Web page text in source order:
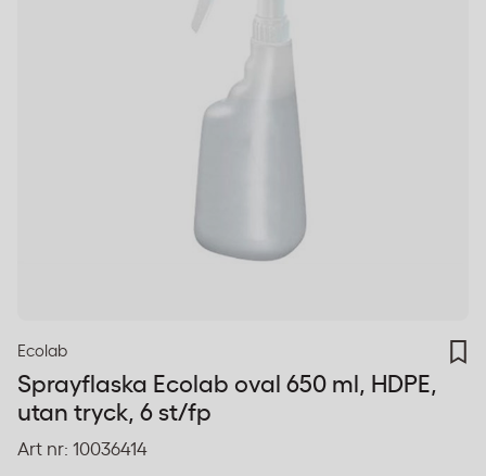
Ecolab
Sprayflaska Ecolab oval 650 ml, HDPE,
utan tryck, 6 st/fp
Art nr: 10036414